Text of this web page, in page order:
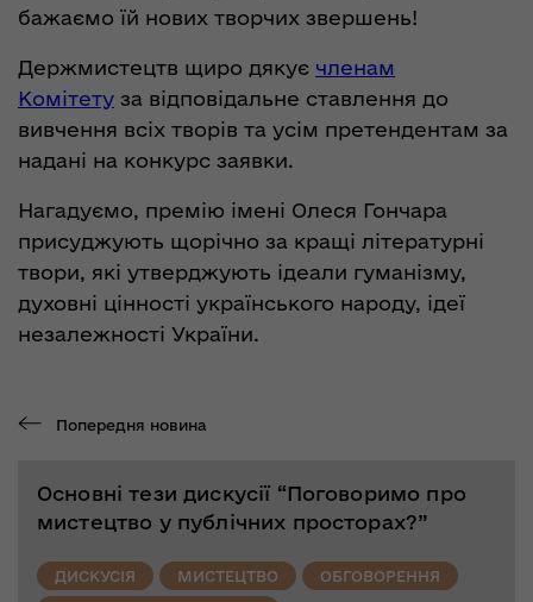
бажаємо їй нових творчих звершень!
Держмистецтв щиро дякує членам
Комітету за відповідальне ставлення до
вивчення всіх творів та усім претендентам за
надані на конкурс заявки.
Нагадуємо, премію імені Олеся Гончара
присуджують щорічно за кращі літературні
твори, які утверджують ідеали гуманізму,
духовні цінності українського народу, ідеї
незалежності України.
Попередня новина
Основні тези дискусії “Поговоримо про
мистецтво у публічних просторах?”
ДИСКУСІЯ МИСТЕЦТВО ОБГОВОРЕННЯ